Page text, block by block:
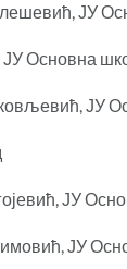
ЈУ
ЈУ Основна
ЈУ
ЈУ
ЈУ